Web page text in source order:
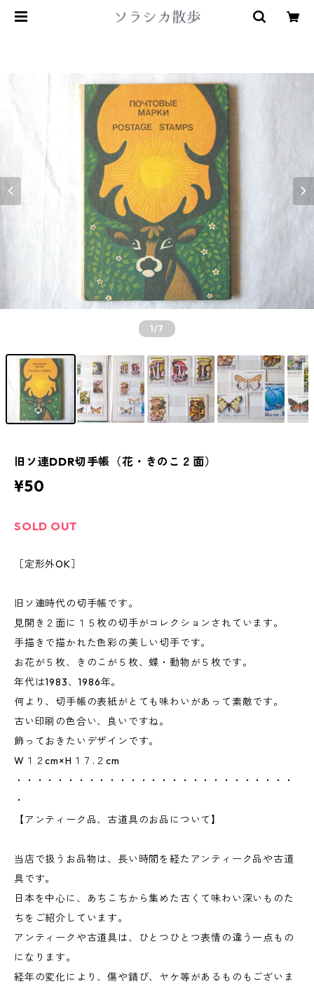
1/7
旧ソ連DDR切手帳（花・きのこ２面）
¥50
SOLD OUT
［定形外OK］
旧ソ連時代の切手帳です。
見開き２面に１５枚の切手がコレクションされています。
手描きで描かれた色彩の美しい切手です。
お花が５枚、きのこが５枚、蝶・動物が５枚です。
年代は1983、1986年。
何より、切手帳の表紙がとても味わいがあって素敵です。
古い印刷の色合い、良いですね。
飾っておきたいデザインです。
W１２cm×H１７.２cm
・・・・・・・・・・・・・・・・・・・・・・・・・・・
・
【アンティーク品、古道具のお品について】
当店で扱うお品物は、長い時間を経たアンティーク品や古道
具です。
日本を中心に、あちこちから集めた古くて味わい深いものた
ちをご紹介しています。
アンティークや古道具は、ひとつひとつ表情の違う一点もの
になります。
経年の変化により、傷や錆び、ヤケ等があるものもございま